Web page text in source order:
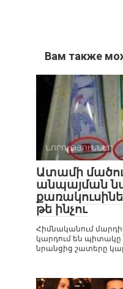
Вам также
ՆՈՐՈՒԹՅՈՒՆՆԵՐ
Ատամի
անպայման
թե ինչու
Հիմնականում
կարդում են պիտակը
նրանցից շատերը